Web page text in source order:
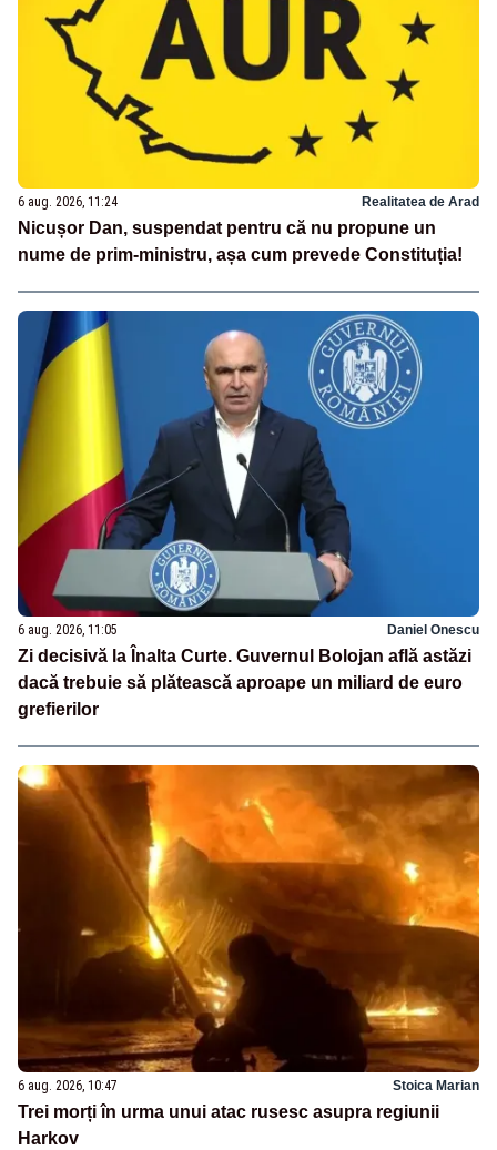
6 aug. 2026, 11:24 Realitatea de Arad
Nicușor Dan, suspendat pentru că nu propune un
nume de prim-ministru, așa cum prevede Constituția!
6 aug. 2026, 11:05 Daniel Onescu
Zi decisivă la Înalta Curte. Guvernul Bolojan află astăzi
dacă trebuie să plătească aproape un miliard de euro
grefierilor
6 aug. 2026, 10:47 Stoica Marian
Trei morți în urma unui atac rusesc asupra regiunii
Harkov